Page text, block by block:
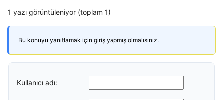
1 yazı görüntüleniyor (toplam 1)
Bu konuyu yanıtlamak için giriş yapmış olmalısınız.
Kullanıcı adı: